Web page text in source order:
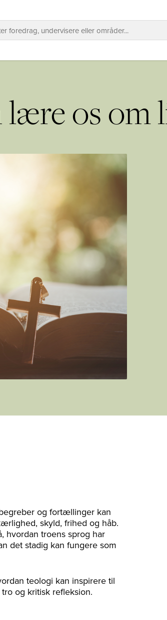
lære os om
og fortællinger kan
skyld, frihed og håb.
hvordan troens sprog har
det stadig kan fungere som
teologi kan inspirere til
og kritisk refleksion.